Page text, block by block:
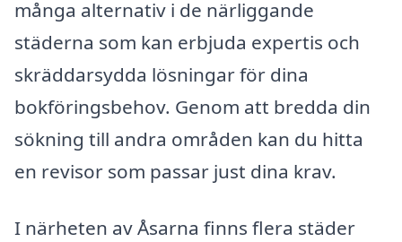
många alternativ i de närliggande
städerna som kan erbjuda expertis och
skräddarsydda lösningar för dina
bokföringsbehov. Genom att bredda din
sökning till andra områden kan du hitta
en revisor som passar just dina krav.
I närheten av Åsarna finns flera städer